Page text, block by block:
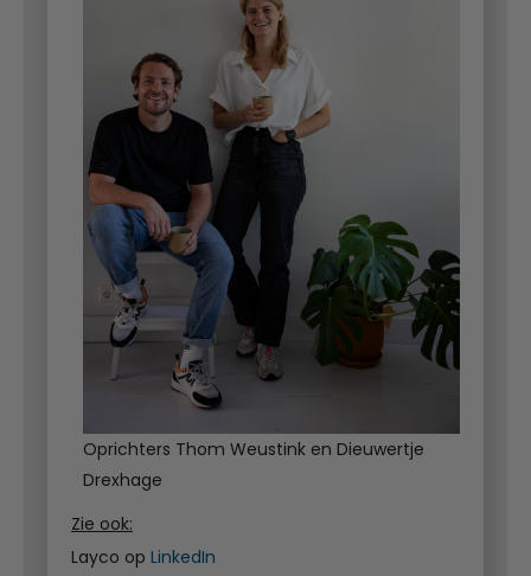
Oprichters Thom Weustink en Dieuwertje
Drexhage
Zie ook:
Layco op LinkedIn